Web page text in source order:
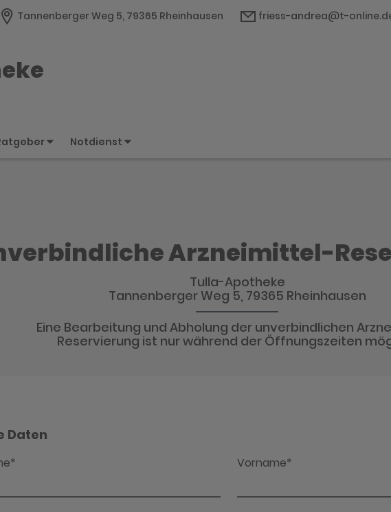
Tannenberger Weg 5, 79365 Rheinhausen friess-andrea@t-
Notdienst
Arzneimittel-
Tulla-Apotheke
Tannenberger Weg 5, 79365 Rheinhausen
Eine Bearbeitung und Abholung der unverbindlichen
Reservierung ist nur während der Öffnungszeiten